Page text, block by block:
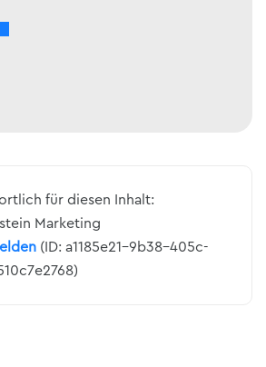
für diesen Inhalt:
Marketing
(ID: a1185e21-9b38-405c-